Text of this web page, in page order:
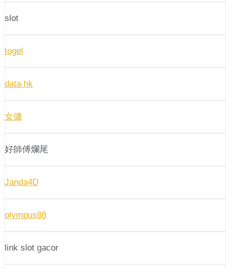
slot
togel
data hk
女傭
好師傅爛尾
Janda4D
olympus88
link slot gacor